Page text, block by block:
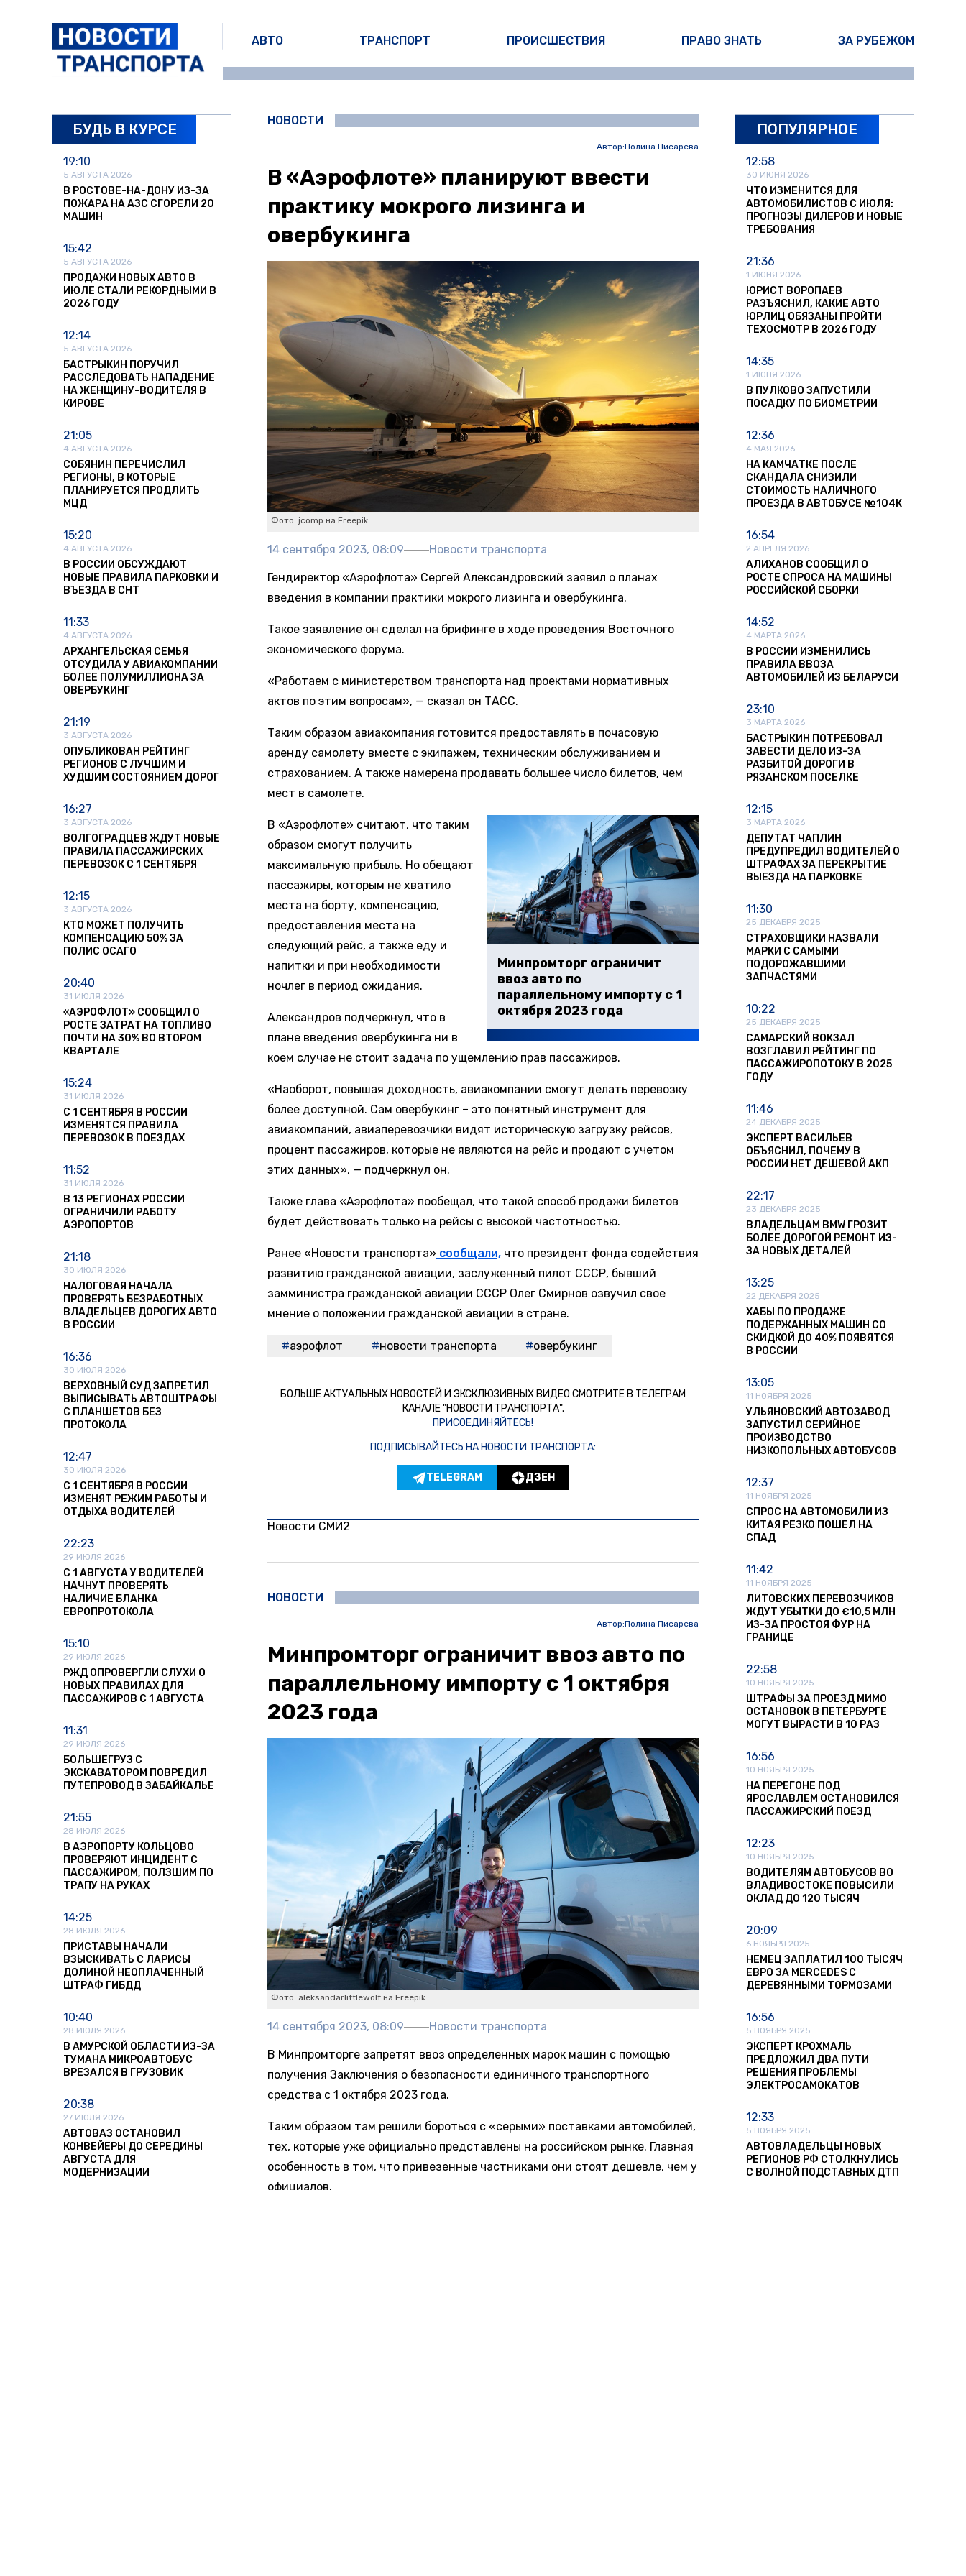
АВТО ТРАНСПОРТ ПРОИСШЕСТВИЯ ПРАВО ЗНАТЬ ЗА РУБЕЖОМ
БУДЬ В КУРСЕ
19:10
5 АВГУСТА 2026
В РОСТОВЕ-НА-ДОНУ ИЗ-ЗА
ПОЖАРА НА АЗС СГОРЕЛИ 20
МАШИН
15:42
5 АВГУСТА 2026
ПРОДАЖИ НОВЫХ АВТО В
ИЮЛЕ СТАЛИ РЕКОРДНЫМИ В
2026 ГОДУ
12:14
5 АВГУСТА 2026
БАСТРЫКИН ПОРУЧИЛ
РАССЛЕДОВАТЬ НАПАДЕНИЕ
НА ЖЕНЩИНУ-ВОДИТЕЛЯ В
КИРОВЕ
21:05
4 АВГУСТА 2026
СОБЯНИН ПЕРЕЧИСЛИЛ
РЕГИОНЫ, В КОТОРЫЕ
ПЛАНИРУЕТСЯ ПРОДЛИТЬ
МЦД
15:20
4 АВГУСТА 2026
В РОССИИ ОБСУЖДАЮТ
НОВЫЕ ПРАВИЛА ПАРКОВКИ И
ВЪЕЗДА В СНТ
11:33
4 АВГУСТА 2026
АРХАНГЕЛЬСКАЯ СЕМЬЯ
ОТСУДИЛА У АВИАКОМПАНИИ
БОЛЕЕ ПОЛУМИЛЛИОНА ЗА
ОВЕРБУКИНГ
21:19
3 АВГУСТА 2026
ОПУБЛИКОВАН РЕЙТИНГ
РЕГИОНОВ С ЛУЧШИМ И
ХУДШИМ СОСТОЯНИЕМ ДОРОГ
16:27
3 АВГУСТА 2026
ВОЛГОГРАДЦЕВ ЖДУТ НОВЫЕ
ПРАВИЛА ПАССАЖИРСКИХ
ПЕРЕВОЗОК С 1 СЕНТЯБРЯ
12:15
3 АВГУСТА 2026
КТО МОЖЕТ ПОЛУЧИТЬ
КОМПЕНСАЦИЮ 50% ЗА
ПОЛИС ОСАГО
20:40
31 ИЮЛЯ 2026
«АЭРОФЛОТ» СООБЩИЛ О
РОСТЕ ЗАТРАТ НА ТОПЛИВО
ПОЧТИ НА 30% ВО ВТОРОМ
КВАРТАЛЕ
15:24
31 ИЮЛЯ 2026
С 1 СЕНТЯБРЯ В РОССИИ
ИЗМЕНЯТСЯ ПРАВИЛА
ПЕРЕВОЗОК В ПОЕЗДАХ
11:52
31 ИЮЛЯ 2026
В 13 РЕГИОНАХ РОССИИ
ОГРАНИЧИЛИ РАБОТУ
АЭРОПОРТОВ
21:18
30 ИЮЛЯ 2026
НАЛОГОВАЯ НАЧАЛА
ПРОВЕРЯТЬ БЕЗРАБОТНЫХ
ВЛАДЕЛЬЦЕВ ДОРОГИХ АВТО
В РОССИИ
16:36
30 ИЮЛЯ 2026
ВЕРХОВНЫЙ СУД ЗАПРЕТИЛ
ВЫПИСЫВАТЬ АВТОШТРАФЫ
С ПЛАНШЕТОВ БЕЗ
ПРОТОКОЛА
12:47
30 ИЮЛЯ 2026
С 1 СЕНТЯБРЯ В РОССИИ
ИЗМЕНЯТ РЕЖИМ РАБОТЫ И
ОТДЫХА ВОДИТЕЛЕЙ
22:23
29 ИЮЛЯ 2026
С 1 АВГУСТА У ВОДИТЕЛЕЙ
НАЧНУТ ПРОВЕРЯТЬ
НАЛИЧИЕ БЛАНКА
ЕВРОПРОТОКОЛА
15:10
29 ИЮЛЯ 2026
РЖД ОПРОВЕРГЛИ СЛУХИ О
НОВЫХ ПРАВИЛАХ ДЛЯ
ПАССАЖИРОВ С 1 АВГУСТА
11:31
29 ИЮЛЯ 2026
БОЛЬШЕГРУЗ С
ЭКСКАВАТОРОМ ПОВРЕДИЛ
ПУТЕПРОВОД В ЗАБАЙКАЛЬЕ
21:55
28 ИЮЛЯ 2026
В АЭРОПОРТУ КОЛЬЦОВО
ПРОВЕРЯЮТ ИНЦИДЕНТ С
ПАССАЖИРОМ, ПОЛЗШИМ ПО
ТРАПУ НА РУКАХ
14:25
28 ИЮЛЯ 2026
ПРИСТАВЫ НАЧАЛИ
ВЗЫСКИВАТЬ С ЛАРИСЫ
ДОЛИНОЙ НЕОПЛАЧЕННЫЙ
ШТРАФ ГИБДД
10:40
28 ИЮЛЯ 2026
В АМУРСКОЙ ОБЛАСТИ ИЗ-ЗА
ТУМАНА МИКРОАВТОБУС
ВРЕЗАЛСЯ В ГРУЗОВИК
20:38
27 ИЮЛЯ 2026
АВТОВАЗ ОСТАНОВИЛ
КОНВЕЙЕРЫ ДО СЕРЕДИНЫ
АВГУСТА ДЛЯ
МОДЕРНИЗАЦИИ
НОВОСТИ
Автор:Полина Писарева
В «Аэрофлоте» планируют ввести
практику мокрого лизинга и
овербукинга
Фото: jcomp на Freepik
14 сентября 2023, 08:09 Новости транспорта
Гендиректор «Аэрофлота» Сергей Александровский заявил о планах
введения в компании практики мокрого лизинга и овербукинга.
Такое заявление он сделал на брифинге в ходе проведения Восточного
экономического форума.
«Работаем с министерством транспорта над проектами нормативных
актов по этим вопросам», — сказал он ТАСС.
Таким образом авиакомпания готовится предоставлять в почасовую
аренду самолету вместе с экипажем, техническим обслуживанием и
страхованием. А также намерена продавать большее число билетов, чем
мест в самолете.
Минпромторг ограничит
ввоз авто по
параллельному импорту с 1
октября 2023 года
В «Аэрофлоте» считают, что таким
образом смогут получить
максимальную прибыль. Но обещают
пассажиры, которым не хватило
места на борту, компенсацию,
предоставления места на
следующий рейс, а также еду и
напитки и при необходимости
ночлег в период ожидания.
Александров подчеркнул, что в
плане введения овербукинга ни в
коем случае не стоит задача по ущемлению прав пассажиров.
«Наоборот, повышая доходность, авиакомпании смогут делать перевозку
более доступной. Сам овербукинг – это понятный инструмент для
авиакомпаний, авиаперевозчики видят историческую загрузку рейсов,
процент пассажиров, которые не являются на рейс и продают с учетом
этих данных», — подчеркнул он.
Также глава «Аэрофлота» пообещал, что такой способ продажи билетов
будет действовать только на рейсы с высокой частотностью.
Ранее «Новости транспорта» сообщали, что президент фонда содействия
развитию гражданской авиации, заслуженный пилот СССР, бывший
замминистра гражданской авиации СССР Олег Смирнов озвучил свое
мнение о положении гражданской авиации в стране.
аэрофлот новости транспорта овербукинг
БОЛЬШЕ АКТУАЛЬНЫХ НОВОСТЕЙ И ЭКСКЛЮЗИВНЫХ ВИДЕО СМОТРИТЕ В ТЕЛЕГРАМ
КАНАЛЕ "НОВОСТИ ТРАНСПОРТА".
ПРИСОЕДИНЯЙТЕСЬ!
ПОДПИСЫВАЙТЕСЬ НА НОВОСТИ ТРАНСПОРТА:
TELEGRAM ДЗЕН
Новости СМИ2
НОВОСТИ
Автор:Полина Писарева
Минпромторг ограничит ввоз авто по
параллельному импорту с 1 октября
2023 года
Фото: aleksandarlittlewolf на Freepik
14 сентября 2023, 08:09 Новости транспорта
В Минпромторге запретят ввоз определенных марок машин с помощью
получения Заключения о безопасности единичного транспортного
средства с 1 октября 2023 года.
Таким образом там решили бороться с «серыми» поставками автомобилей,
тех, которые уже официально представлены на российском рынке. Главная
особенность в том, что привезенные частниками они стоят дешевле, чем у
официалов.
ПОПУЛЯРНОЕ
12:58
30 ИЮНЯ 2026
ЧТО ИЗМЕНИТСЯ ДЛЯ
АВТОМОБИЛИСТОВ С ИЮЛЯ:
ПРОГНОЗЫ ДИЛЕРОВ И НОВЫЕ
ТРЕБОВАНИЯ
21:36
1 ИЮНЯ 2026
ЮРИСТ ВОРОПАЕВ
РАЗЪЯСНИЛ, КАКИЕ АВТО
ЮРЛИЦ ОБЯЗАНЫ ПРОЙТИ
ТЕХОСМОТР В 2026 ГОДУ
14:35
1 ИЮНЯ 2026
В ПУЛКОВО ЗАПУСТИЛИ
ПОСАДКУ ПО БИОМЕТРИИ
12:36
4 МАЯ 2026
НА КАМЧАТКЕ ПОСЛЕ
СКАНДАЛА СНИЗИЛИ
СТОИМОСТЬ НАЛИЧНОГО
ПРОЕЗДА В АВТОБУСЕ №104К
16:54
2 АПРЕЛЯ 2026
АЛИХАНОВ СООБЩИЛ О
РОСТЕ СПРОСА НА МАШИНЫ
РОССИЙСКОЙ СБОРКИ
14:52
4 МАРТА 2026
В РОССИИ ИЗМЕНИЛИСЬ
ПРАВИЛА ВВОЗА
АВТОМОБИЛЕЙ ИЗ БЕЛАРУСИ
23:10
3 МАРТА 2026
БАСТРЫКИН ПОТРЕБОВАЛ
ЗАВЕСТИ ДЕЛО ИЗ-ЗА
РАЗБИТОЙ ДОРОГИ В
РЯЗАНСКОМ ПОСЕЛКЕ
12:15
3 МАРТА 2026
ДЕПУТАТ ЧАПЛИН
ПРЕДУПРЕДИЛ ВОДИТЕЛЕЙ О
ШТРАФАХ ЗА ПЕРЕКРЫТИЕ
ВЫЕЗДА НА ПАРКОВКЕ
11:30
25 ДЕКАБРЯ 2025
СТРАХОВЩИКИ НАЗВАЛИ
МАРКИ С САМЫМИ
ПОДОРОЖАВШИМИ
ЗАПЧАСТЯМИ
10:22
25 ДЕКАБРЯ 2025
САМАРСКИЙ ВОКЗАЛ
ВОЗГЛАВИЛ РЕЙТИНГ ПО
ПАССАЖИРОПОТОКУ В 2025
ГОДУ
11:46
24 ДЕКАБРЯ 2025
ЭКСПЕРТ ВАСИЛЬЕВ
ОБЪЯСНИЛ, ПОЧЕМУ В
РОССИИ НЕТ ДЕШЕВОЙ АКП
22:17
23 ДЕКАБРЯ 2025
ВЛАДЕЛЬЦАМ BMW ГРОЗИТ
БОЛЕЕ ДОРОГОЙ РЕМОНТ ИЗ-
ЗА НОВЫХ ДЕТАЛЕЙ
13:25
22 ДЕКАБРЯ 2025
ХАБЫ ПО ПРОДАЖЕ
ПОДЕРЖАННЫХ МАШИН СО
СКИДКОЙ ДО 40% ПОЯВЯТСЯ
В РОССИИ
13:05
11 НОЯБРЯ 2025
УЛЬЯНОВСКИЙ АВТОЗАВОД
ЗАПУСТИЛ СЕРИЙНОЕ
ПРОИЗВОДСТВО
НИЗКОПОЛЬНЫХ АВТОБУСОВ
12:37
11 НОЯБРЯ 2025
СПРОС НА АВТОМОБИЛИ ИЗ
КИТАЯ РЕЗКО ПОШЕЛ НА
СПАД
11:42
11 НОЯБРЯ 2025
ЛИТОВСКИХ ПЕРЕВОЗЧИКОВ
ЖДУТ УБЫТКИ ДО €10,5 МЛН
ИЗ-ЗА ПРОСТОЯ ФУР НА
ГРАНИЦЕ
22:58
10 НОЯБРЯ 2025
ШТРАФЫ ЗА ПРОЕЗД МИМО
ОСТАНОВОК В ПЕТЕРБУРГЕ
МОГУТ ВЫРАСТИ В 10 РАЗ
16:56
10 НОЯБРЯ 2025
НА ПЕРЕГОНЕ ПОД
ЯРОСЛАВЛЕМ ОСТАНОВИЛСЯ
ПАССАЖИРСКИЙ ПОЕЗД
12:23
10 НОЯБРЯ 2025
ВОДИТЕЛЯМ АВТОБУСОВ ВО
ВЛАДИВОСТОКЕ ПОВЫСИЛИ
ОКЛАД ДО 120 ТЫСЯЧ
20:09
6 НОЯБРЯ 2025
НЕМЕЦ ЗАПЛАТИЛ 100 ТЫСЯЧ
ЕВРО ЗА MERCEDES С
ДЕРЕВЯННЫМИ ТОРМОЗАМИ
16:56
5 НОЯБРЯ 2025
ЭКСПЕРТ КРОХМАЛЬ
ПРЕДЛОЖИЛ ДВА ПУТИ
РЕШЕНИЯ ПРОБЛЕМЫ
ЭЛЕКТРОСАМОКАТОВ
12:33
5 НОЯБРЯ 2025
АВТОВЛАДЕЛЬЦЫ НОВЫХ
РЕГИОНОВ РФ СТОЛКНУЛИСЬ
С ВОЛНОЙ ПОДСТАВНЫХ ДТП